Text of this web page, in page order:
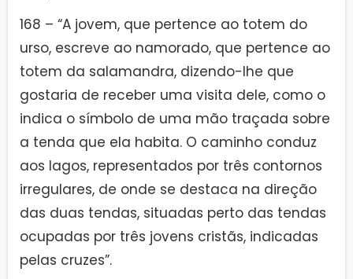
168 – “A jovem, que pertence ao totem do
urso, escreve ao namorado, que pertence ao
totem da salamandra, dizendo-lhe que
gostaria de receber uma visita dele, como o
indica o símbolo de uma mão traçada sobre
a tenda que ela habita. O caminho conduz
aos lagos, representados por três contornos
irregulares, de onde se destaca na direção
das duas tendas, situadas perto das tendas
ocupadas por três jovens cristãs, indicadas
pelas cruzes”.